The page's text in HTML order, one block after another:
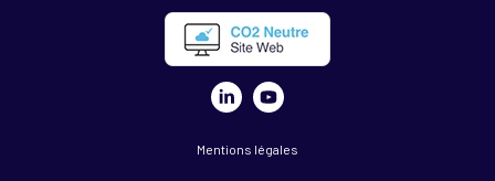
Mentions légales